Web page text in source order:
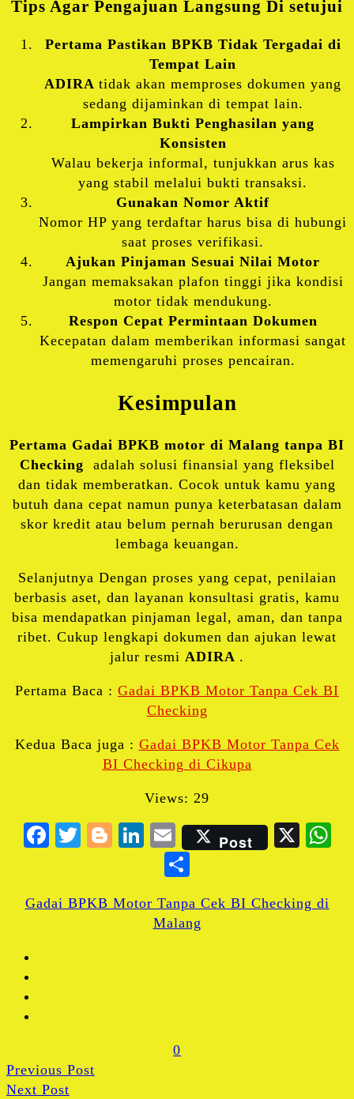
Tips Agar Pengajuan Langsung Di setujui
Pertama Pastikan BPKB Tidak Tergadai di
Tempat Lain
ADIRA tidak akan memproses dokumen yang
sedang dijaminkan di tempat lain.
Lampirkan Bukti Penghasilan yang
Konsisten
Walau bekerja informal, tunjukkan arus kas
yang stabil melalui bukti transaksi.
Gunakan Nomor Aktif
Nomor HP yang terdaftar harus bisa di hubungi
saat proses verifikasi.
Ajukan Pinjaman Sesuai Nilai Motor
Jangan memaksakan plafon tinggi jika kondisi
motor tidak mendukung.
Respon Cepat Permintaan Dokumen
Kecepatan dalam memberikan informasi sangat
memengaruhi proses pencairan.
Kesimpulan
Pertama Gadai BPKB motor di Malang tanpa BI
Checking
adalah solusi finansial yang fleksibel
dan tidak memberatkan. Cocok untuk kamu yang
butuh dana cepat namun punya keterbatasan dalam
skor kredit atau belum pernah berurusan dengan
lembaga keuangan.
Selanjutnya Dengan proses yang cepat, penilaian
berbasis aset, dan layanan konsultasi gratis, kamu
bisa mendapatkan pinjaman legal, aman, dan tanpa
ribet. Cukup lengkapi dokumen dan ajukan lewat
jalur resmi ADIRA .
Pertama Baca : Gadai BPKB Motor Tanpa Cek BI
Checking
Kedua Baca juga : Gadai BPKB Motor Tanpa Cek
BI Checking di Cikupa
Views: 29
Facebook
Twitter
Blogger
LinkedIn
Email
Post X
Gadai BPKB Motor Tanpa Cek BI Checking di
Malang
0
Previous Post
Next Post